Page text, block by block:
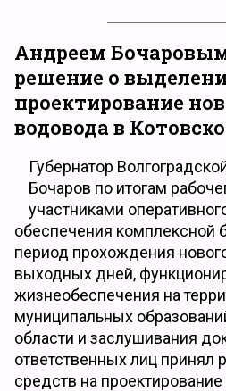
Андреем
решение о
проектирование
водовода в
Губернатор
Бочаров по итогам
участниками
обеспечения комплексной
период прохождения
выходных дней,
жизнеобеспечения на
муниципальных
области и заслушивания
ответственных лиц
средств на проектирование